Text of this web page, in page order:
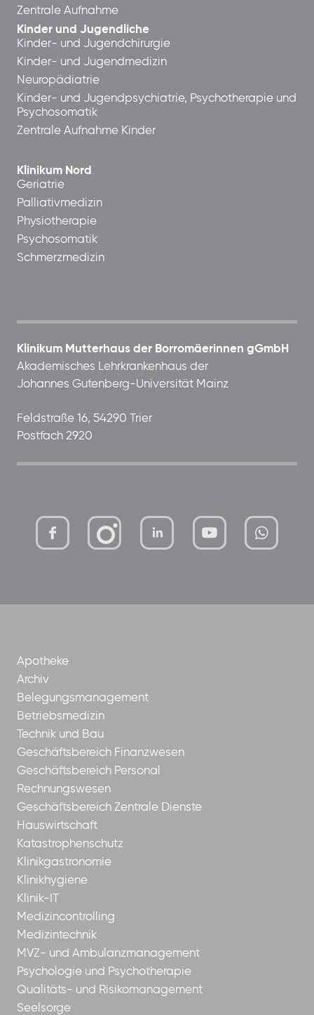
Zentrale Aufnahme
Kinder und Jugendliche
Kinder- und Jugendchirurgie
Kinder- und Jugendmedizin
Neuropädiatrie
Kinder- und Jugendpsychiatrie, Psychotherapie und
Psychosomatik
Zentrale Aufnahme Kinder
Klinikum Nord
Geriatrie
Palliativmedizin
Physiotherapie
Psychosomatik
Schmerzmedizin
Klinikum Mutterhaus der Borromäerinnen gGmbH
Akademisches Lehrkrankenhaus der
Johannes Gutenberg-Universität Mainz
Feldstraße 16, 54290 Trier
Postfach 2920
mutterhaus-xMBTtqOwC1KKBww
Apotheke
Archiv
Belegungsmanagement
Betriebsmedizin
Technik und Bau
Geschäftsbereich Finanzwesen
Geschäftsbereich Personal
Rechnungswesen
Geschäftsbereich Zentrale Dienste
Hauswirtschaft
Katastrophenschutz
Klinikgastronomie
Klinikhygiene
Klinik-IT
Medizincontrolling
Medizintechnik
MVZ- und Ambulanzmanagement
Psychologie und Psychotherapie
Qualitäts- und Risikomanagement
Seelsorge